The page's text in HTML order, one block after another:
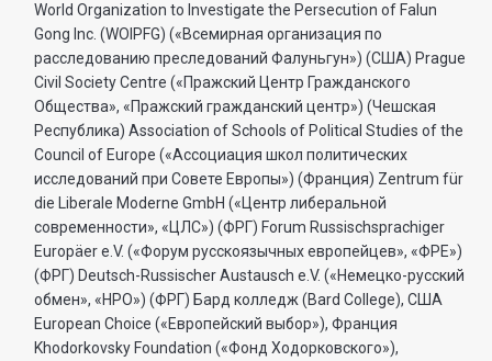
World Organization to Investigate the Persecution of Falun
Gong Inc. (WOIPFG) («Всемирная организация по
расследованию преследований Фалуньгун») (США) Prague
Civil Society Centre («Пражский Центр Гражданского
Общества», «Пражский гражданский центр») (Чешская
Республика) Association of Schools of Political Studies of the
Council of Europe («Ассоциация школ политических
исследований при Совете Европы») (Франция) Zentrum für
die Liberale Moderne GmbH («Центр либеральной
современности», «ЦЛС») (ФРГ) Forum Russischsprachiger
Europäer e.V. («Форум русскоязычных европейцев», «ФРЕ»)
(ФРГ) Deutsch-Russischer Austausch e.V. («Немецко-русский
обмен», «НРО») (ФРГ) Бард колледж (Bard College), США
European Choice («Европейский выбор»), Франция
Khodorkovsky Foundation («Фонд Ходорковского»),